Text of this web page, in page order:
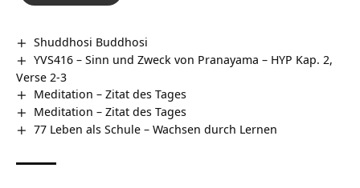
Shuddhosi Buddhosi
YVS416 – Sinn und Zweck von Pranayama – HYP Kap. 2,
Verse 2-3
Meditation – Zitat des Tages
Meditation – Zitat des Tages
77 Leben als Schule – Wachsen durch Lernen